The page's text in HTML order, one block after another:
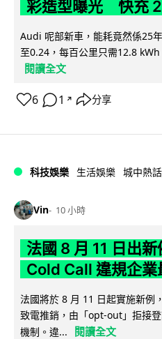
彩造型曝光 快充
Audi 呢部新車，能耗竟然係25
至0.24，每百公里只需12.8
閱讀全文
6 1 ↗ 分享
科技娛樂 生活娛樂 城中熱話
Vin 10 小時
法國 8 月 11 日出
Cold Call 違規企
法國將於 8 月 11 日起實施新例
致電推銷，由「opt-out」拒接
機制。違...
閱讀全文